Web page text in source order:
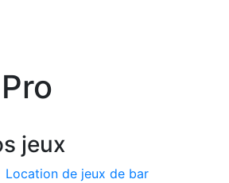
jeux
Location de jeux de bar